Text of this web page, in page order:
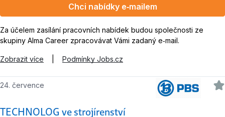
Chci nabídky e‑mailem
Za účelem zasílání pracovních nabídek budou společnosti ze
skupiny Alma Career zpracovávat Vámi zadaný e‑mail.
Zobrazit více Podmínky Jobs.cz
TECHNOLOG ve strojírenství
24. července